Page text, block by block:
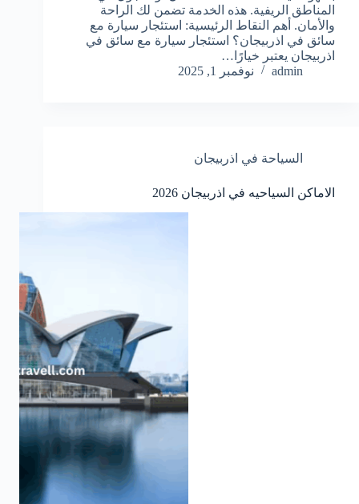
المناطق الريفية. هذه الخدمة تضمن لك الراحة
والأمان. أهم النقاط الرئيسية: استئجار سيارة مع
سائق في اذربيجان؟ استئجار سيارة مع سائق في
اذربيجان يعتبر خيارًا…
admin
نوفمبر 1, 2025
السياحة في اذربيجان
الاماكن السياحيه في اذربيجان 2026